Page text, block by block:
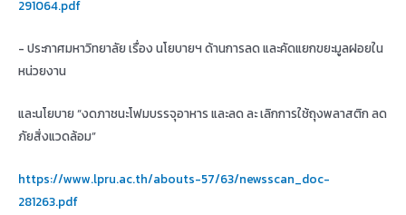
291064.pdf
- ประกาศมหาวิทยาลัย เรื่อง นโยบายฯ ด้านการลด และคัดแยกขยะมูลฝอยใน
หน่วยงาน
และนโยบาย “งดภาชนะโฟมบรรจุอาหาร และลด ละ เลิกการใช้ถุงพลาสติก ลด
ภัยสิ่งแวดล้อม”
https://www.lpru.ac.th/abouts-57/63/newsscan_doc-
281263.pdf